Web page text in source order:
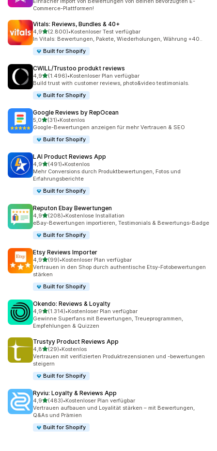
Commerce-Plattformen!
Vitals: Reviews, Bundles & 40+
4,9von 5 Sternen
(2.800)
2800 Rezensionen insgesamt
•Kostenloser Test verfügbar
In Vitals: Bewertungen, Pakete, Wiederholungen, Währung +40..
Built for Shopify
CWILL/Trustoo produkt reviews
4,9von 5 Sternen
(1.496)
1496 Rezensionen insgesamt
•Kostenloser Plan verfügbar
Build trust with customer reviews, photo&video testimonials.
Built for Shopify
Google Reviews by RepOcean
5,0von 5 Sternen
(31)
31 Rezensionen insgesamt
•Kostenlos
Google-Bewertungen anzeigen für mehr Vertrauen & SEO
Built for Shopify
LAI Product Reviews App
4,9von 5 Sternen
(491)
491 Rezensionen insgesamt
•Kostenlos
Mehr Conversions durch Produktbewertungen, Fotos und
Erfahrungsberichte
Built for Shopify
Reputon Ebay Bewertungen
4,9von 5 Sternen
(208)
208 Rezensionen insgesamt
•Kostenlose Installation
eBay-Bewertungen importieren, Testimonials & Bewertungs-Badge
Built for Shopify
Etsy Reviews Importer
4,9von 5 Sternen
(99)
99 Rezensionen insgesamt
•Kostenloser Plan verfügbar
Vertrauen in den Shop durch authentische Etsy-Fotobewertungen
stärken
Built for Shopify
Okendo: Reviews & Loyalty
4,9von 5 Sternen
(1.314)
1314 Rezensionen insgesamt
•Kostenloser Plan verfügbar
Gewinne Superfans mit Bewertungen, Treueprogrammen,
Empfehlungen & Quizzen
Trustyy Product Reviews App
4,8von 5 Sternen
(29)
29 Rezensionen insgesamt
•Kostenlos
Vertrauen mit verifizierten Produktrezensionen und -bewertungen
steigern
Built for Shopify
Ryviu: Loyalty & Reviews App
4,9von 5 Sternen
(483)
483 Rezensionen insgesamt
•Kostenloser Plan verfügbar
Vertrauen aufbauen und Loyalität stärken – mit Bewertungen,
Q&As und Prämien
Built for Shopify